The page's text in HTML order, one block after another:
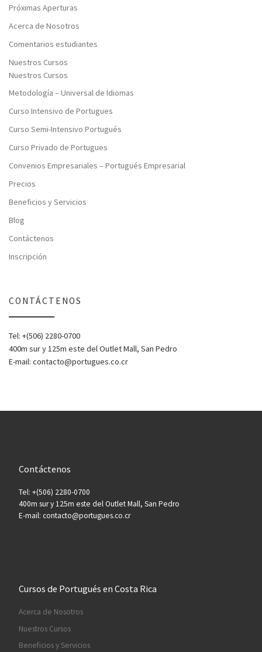
Próximas Aperturas
Acerca de Nosotros
Comentarios estudiantes
Nuestros Cursos
Nuestros Cursos
Metodología – Universal de Idiomas
Curso Intensivo de Portugues
Curso Semi-Intensivo Portugués
Curso Privado de Portugues
Convenios Empresariales – Portugués Empresarial
Precios
Beneficios y Servicios
Blog
Contáctenos
Inscripción
CONTÁCTENOS
Tel: +(506) 2280-0700
400m sur y 125m este del Outlet Mall, San Pedro
E-mail: contacto@portugues.co.cr
Contáctenos
Tel: +(506) 2280-0700
400m sur y 125m este del Outlet Mall, San Pedro
E-mail: contacto@portugues.co.cr
Cursos de Portugués en Costa Rica
Acerca de Nosotros
Nuestros Cursos
Beneficios y Servicios